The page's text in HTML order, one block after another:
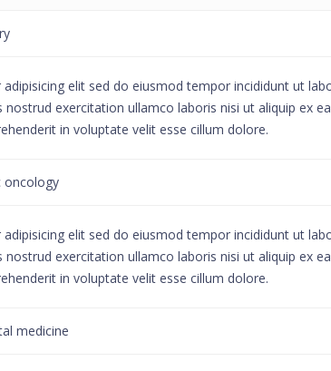
adipisicing elit sed do eiusmod tempor incididunt ut
nostrud exercitation ullamco laboris nisi ut aliquip ex
in voluptate velit esse cillum dolore.
oncology
adipisicing elit sed do eiusmod tempor incididunt ut
nostrud exercitation ullamco laboris nisi ut aliquip ex
in voluptate velit esse cillum dolore.
medicine